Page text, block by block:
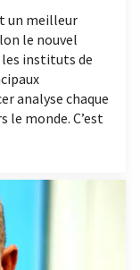
un meilleur
le nouvel
instituts de
analyse chaque
le monde. C’est